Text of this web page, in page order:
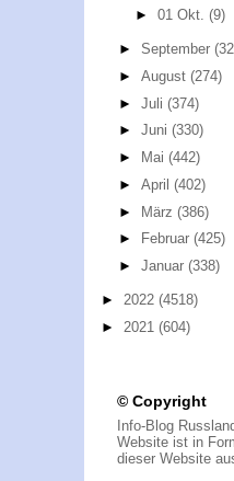
►01 Okt.(9)
► September
► August (274)
► Juli (374)
► Juni (330)
►
Mai (442)
► April (402)
► März (386)
►
Februar (425)
► Januar (338)
► 2022 (4518)
► 2021 (604)
© Copyright
Info-Blog
Website ist in
dieser Website